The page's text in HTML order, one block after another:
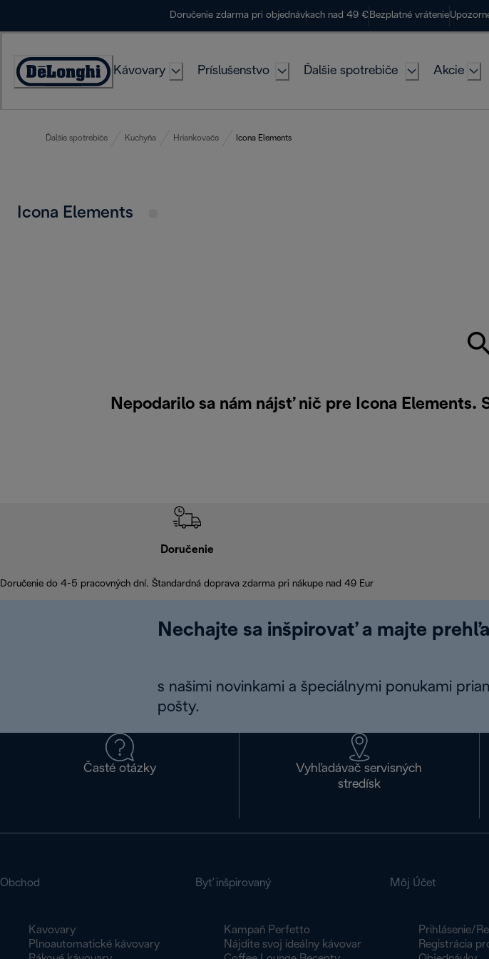
Doručenie zdarma pri objednávkach nad 49 € Bezplatné vrátenie
Accessibility
Kávovary Príslušenstvo Ďalšie spotrebiče Akcie
Ďalšie spotrebiče Kuchyňa Hriankovače Icona Elements
Icona Elements
Nepodarilo sa nám nájsť nič pre Icona
Doručenie
Doručenie do 4-5 pracovných dní. Štandardná doprava zdarma pri nákupe nad 49 Eur
Nechajte sa inšpirovať a majte
s našimi novinkami a špeciálnymi ponukami
pošty.
Časté otázky
Vyhľadávač servisných
stredísk
Obchod
Kavovary
Plnoautomatické kávovary
Byť inšpirovaný
Kampaň Perfetto
Nájdite svoj ideálny kávovar
Môj Účet
Prihlásenie/
Registrácia